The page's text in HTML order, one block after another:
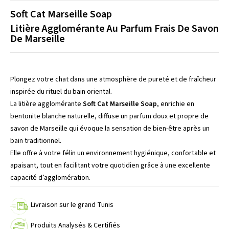
Soft Cat Marseille Soap
Litière Agglomérante Au Parfum Frais De Savon
De Marseille
Plongez votre chat dans une atmosphère de pureté et de fraîcheur
inspirée du rituel du bain oriental.
La litière agglomérante Soft Cat Marseille Soap, enrichie en
bentonite blanche naturelle, diffuse un parfum doux et propre de
savon de Marseille qui évoque la sensation de bien-être après un
bain traditionnel.
Elle offre à votre félin un environnement hygiénique, confortable et
apaisant, tout en facilitant votre quotidien grâce à une excellente
capacité d’agglomération.
Livraison sur le grand Tunis
Produits Analysés & Certifiés